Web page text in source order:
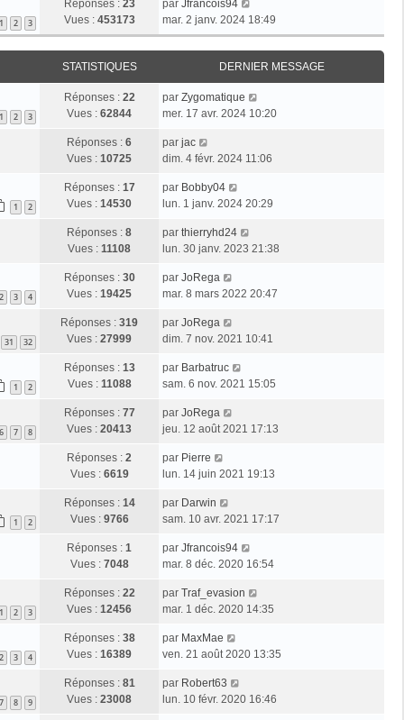
1 2 3
Réponses : 23
Vues : 453173
par Jfrancois94
mar. 2 janv. 2024 18:49
STATISTIQUES DERNIER MESSAGE
1 2 3
Réponses : 22
Vues : 62844
par Zygomatique
mer. 17 avr. 2024 10:20
Réponses : 6
Vues : 10725
par jac
dim. 4 févr. 2024 11:06
1 2
Réponses : 17
Vues : 14530
par Bobby04
lun. 1 janv. 2024 20:29
Réponses : 8
Vues : 11108
par thierryhd24
lun. 30 janv. 2023 21:38
2 3 4
Réponses : 30
Vues : 19425
par JoRega
mar. 8 mars 2022 20:47
31 32
Réponses : 319
Vues : 27999
par JoRega
dim. 7 nov. 2021 10:41
1 2
Réponses : 13
Vues : 11088
par Barbatruc
sam. 6 nov. 2021 15:05
6 7 8
Réponses : 77
Vues : 20413
par JoRega
jeu. 12 août 2021 17:13
Réponses : 2
Vues : 6619
par Pierre
lun. 14 juin 2021 19:13
1 2
Réponses : 14
Vues : 9766
par Darwin
sam. 10 avr. 2021 17:17
Réponses : 1
Vues : 7048
par Jfrancois94
mar. 8 déc. 2020 16:54
1 2 3
Réponses : 22
Vues : 12456
par Traf_evasion
mar. 1 déc. 2020 14:35
2 3 4
Réponses : 38
Vues : 16389
par MaxMae
ven. 21 août 2020 13:35
7 8 9
Réponses : 81
Vues : 23008
par Robert63
lun. 10 févr. 2020 16:46